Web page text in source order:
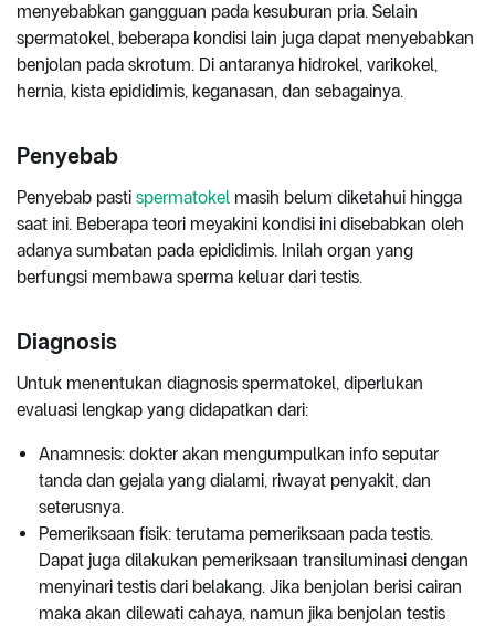
menyebabkan gangguan pada kesuburan pria. Selain
spermatokel, beberapa kondisi lain juga dapat menyebabkan
benjolan pada skrotum. Di antaranya hidrokel, varikokel,
hernia, kista epididimis, keganasan, dan sebagainya.
Penyebab
Penyebab pasti spermatokel masih belum diketahui hingga
saat ini. Beberapa teori meyakini kondisi ini disebabkan oleh
adanya sumbatan pada epididimis. Inilah organ yang
berfungsi membawa sperma keluar dari testis.
Diagnosis
Untuk menentukan diagnosis spermatokel, diperlukan
evaluasi lengkap yang didapatkan dari:
Anamnesis: dokter akan mengumpulkan info seputar
tanda dan gejala yang dialami, riwayat penyakit, dan
seterusnya.
Pemeriksaan fisik: terutama pemeriksaan pada testis.
Dapat juga dilakukan pemeriksaan transiluminasi dengan
menyinari testis dari belakang. Jika benjolan berisi cairan
maka akan dilewati cahaya, namun jika benjolan testis